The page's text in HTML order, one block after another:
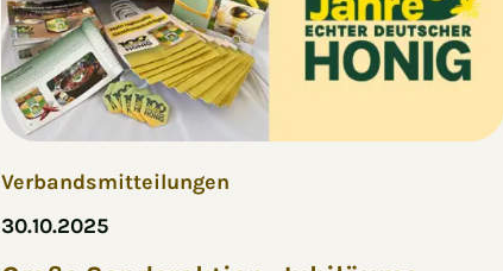
Verbandsmitteilungen
30.10.2025